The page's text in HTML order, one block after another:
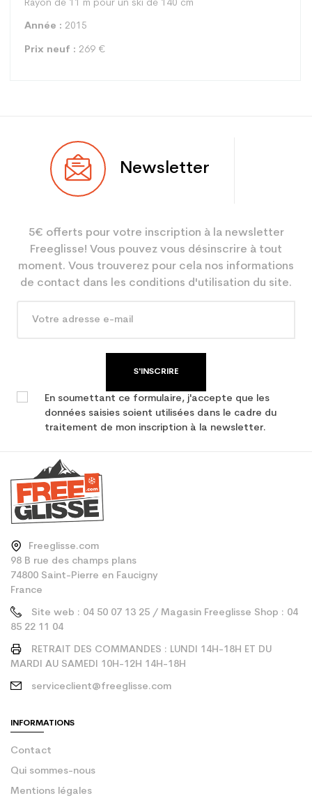
Rayon de 11 m pour un ski de 140 cm
Année : 2015
Prix neuf : 269 €
Utilisateur Junior
Coloris Noir
En achetant d'occasion :
Economie CO² (en kg)
2.1
Newsletter
5€ offerts pour votre inscription à la newsletter
Freeglisse! Vous pouvez vous désinscrire à tout
moment. Vous trouverez pour cela nos informations
de contact dans les conditions d'utilisation du site.
S'INSCRIRE
En soumettant ce formulaire, j'accepte que les
données saisies soient utilisées dans le cadre du
traitement de mon inscription à la newsletter.
Freeglisse.com
98 B rue des champs plans
74800 Saint-Pierre en Faucigny
France
Site web : 04 50 07 13 25 / Magasin Freeglisse Shop : 04
85 22 11 04
RETRAIT DES COMMANDES : LUNDI 14H-18H ET DU
MARDI AU SAMEDI 10H-12H 14H-18H
serviceclient@freeglisse.com
INFORMATIONS
Contact
Qui sommes-nous
Mentions légales